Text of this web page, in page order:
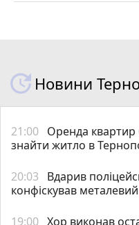
Новини
21:00 Оренда квартир
знайти житло в
20:03
Вдарив
конфіскував
19:00 Хор виконав